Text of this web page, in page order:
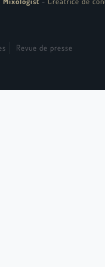
Revue de presse